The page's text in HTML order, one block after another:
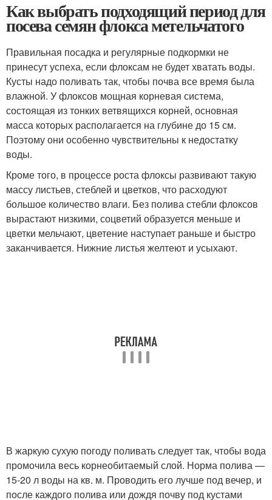
Как выбрать подходящий период для
посева семян флокса метельчатого
Правильная посадка и регулярные подкормки не
принесут успеха, если флоксам не будет хватать воды.
Кусты надо поливать так, чтобы почва все время была
влажной. У флоксов мощная корневая система,
состоящая из тонких ветвящихся корней, основная
масса которых располагается на глубине до 15 см.
Поэтому они особенно чувствительны к недостатку
воды.
Кроме того, в процессе роста флоксы развивают такую
массу листьев, стеблей и цветков, что расходуют
большое количество влаги. Без полива стебли флоксов
вырастают низкими, соцветий образуется меньше и
цветки мельчают, цветение наступает раньше и быстро
заканчивается. Нижние листья желтеют и усыхают.
В жаркую сухую погоду поливать следует так, чтобы вода
промочила весь корнеобитаемый слой. Норма полива —
15-20 л воды на кв. м. Проводить его лучше под вечер, и
после каждого полива или дождя почву под кустами